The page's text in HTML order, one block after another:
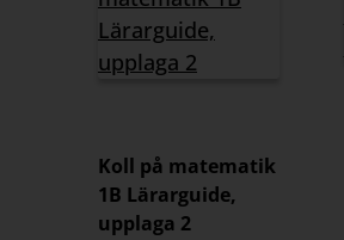
Koll på matematik
1B Lärarguide,
upplaga 2